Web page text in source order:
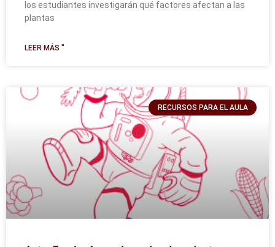
los estudiantes investigarán qué factores afectan a las
plantas
LEER MÁS "
RECURSOS PARA EL AULA